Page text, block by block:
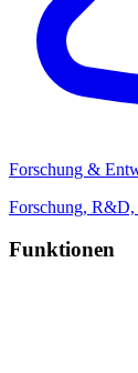
Forschung &
Forschung, R&D,
Funktionen